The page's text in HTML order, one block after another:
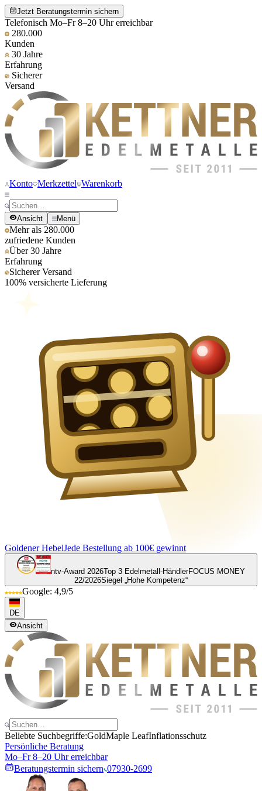
Jetzt Beratungstermin sichern
Telefonisch Mo–Fr 8–20 Uhr erreichbar
280.000
Kunden
30 Jahre
Erfahrung
Sicherer
Versand
Konto Merkzettel Warenkorb
Ansicht Menü
Mehr als 280.000
zufriedene Kunden
Über 30 Jahre
Erfahrung
Sicherer Versand
100% versicherte Lieferung
Goldener HebelJede Bestellung ab 100€ gewinnt
ntv-Award 2026Top 3 Edelmetall-HändlerFOCUS MONEY
22/2026Siegel „Hohe Kompetenz“
Google: 4,9/5
DE
Ansicht
Beliebte Suchbegriffe:GoldMaple LeafInflationsschutz
Persönliche Beratung
Mo–Fr 8–20 Uhr erreichbar
Beratungstermin sichern 07930-2699